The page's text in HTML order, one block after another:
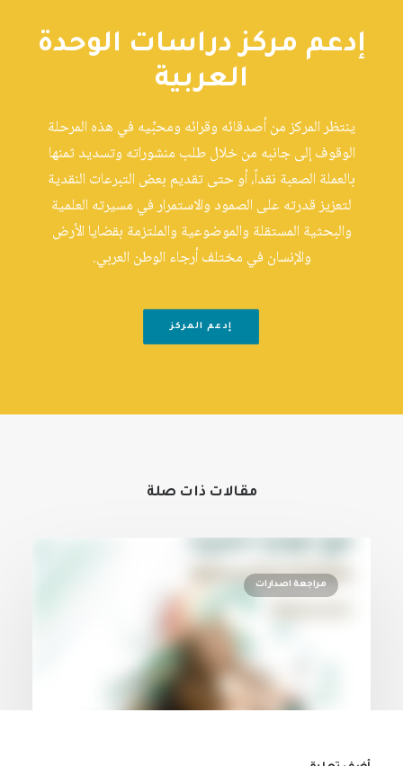
إدعم مركز دراسات الوحدة
العربية
ينتظر المركز من أصدقائه وقرائه ومحبِّيه في هذه المرحلة
الوقوف إلى جانبه من خلال طلب منشوراته وتسديد ثمنها
بالعملة الصعبة نقداً، أو حتى تقديم بعض التبرعات النقدية
لتعزيز قدرته على الصمود والاستمرار في مسيرته العلمية
والبحثية المستقلة والموضوعية والملتزمة بقضايا الأرض
والإنسان في مختلف أرجاء الوطن العربي.
إدعم المركز
مقالات ذات صلة
مراجعة اصدارات